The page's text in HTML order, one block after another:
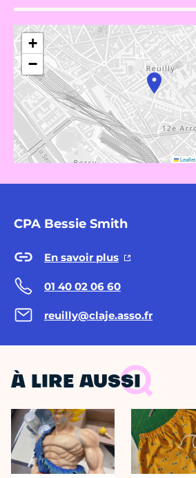
+
−
Leaflet
CPA Bessie Smith
En savoir plus
01 40 02 06 60
reuilly@claje.asso.fr
À LIRE AUSSI